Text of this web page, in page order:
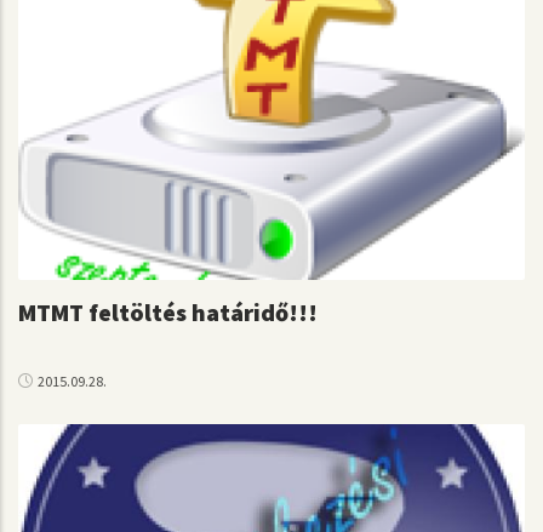
MTMT feltöltés határidő!!!
2015.09.28.